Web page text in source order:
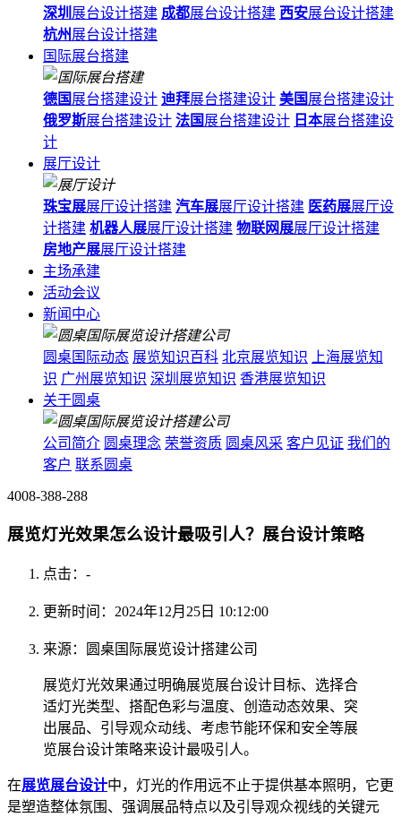
深圳 展台设计搭建 成都展台设计搭建 西安展台设计搭建
杭州展台设计搭建
国际展台搭建
德国 展台搭建设计 迪拜展台搭建设计 美国 展台搭建设计
俄罗斯展台搭建设计 法国 展台搭建设计 日本展台搭建设
计
展厅设计
珠宝展展厅设计搭建 汽车展展厅设计搭建 医药展展厅设
计搭建 机器人展展厅设计搭建 物联网展展厅设计搭建
房地产展展厅设计搭建
主场承建
活动会议
新闻中心
圆桌国际动态 展览知识百科 北京展览知识
上海展览知
识 广州展览知识 深圳展览知识 香港展览知识
关于圆桌
公司简介 圆桌理念 荣誉资质 圆桌风采 客户见证 我们的
客户 联系圆桌
4008-388-288
展览灯光效果怎么设计最吸引人？展台设计策略
点击： -
更新时间：2024年12月25日 10:12:00
来源：圆桌国际展览设计搭建公司
展览灯光效果通过明确展览展台设计目标、选择合
适灯光类型、搭配色彩与温度、创造动态效果、突
出展品、引导观众动线、考虑节能环保和安全等展
览展台设计策略来设计最吸引人。
在展览展台设计中，灯光的作用远不止于提供基本照明，它更
是塑造整体氛围、强调展品特点以及引导观众视线的关键元